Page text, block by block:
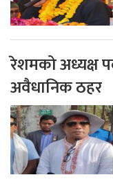
रेशमको अध्यक्ष
अवैधानिक ठहर